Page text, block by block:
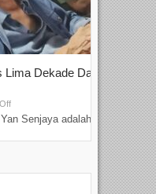
Dekade Dalam
Senjaya adalah...